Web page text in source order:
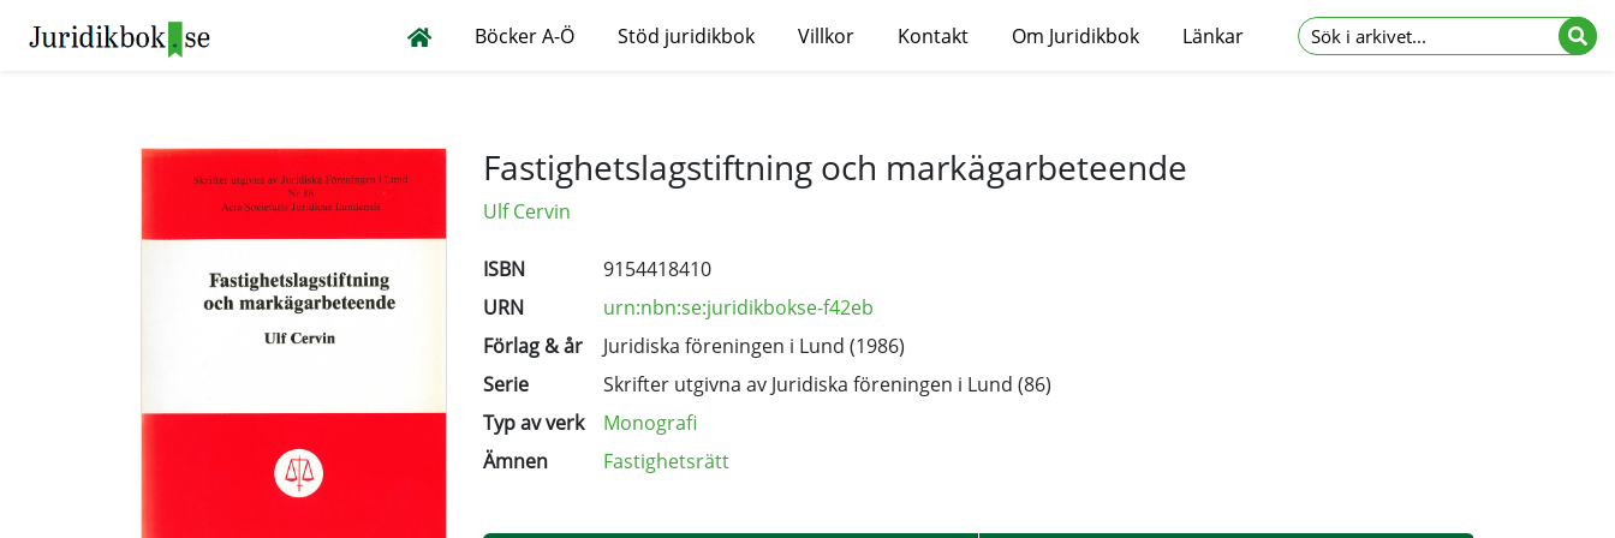
Böcker A-Ö Stöd juridikbok Villkor Kontakt Om Juridikbok Länkar
Fastighetslagstiftning och markägarbeteende
Ulf Cervin
ISBN
9154418410
URN
urn:nbn:se:juridikbokse-f42eb
Förlag & år
Juridiska föreningen i Lund (1986)
Serie
Skrifter utgivna av Juridiska föreningen i Lund (86)
Typ av verk
Monografi
Ämnen
Fastighetsrätt